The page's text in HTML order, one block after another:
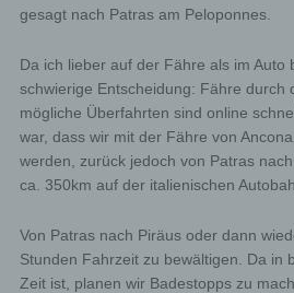
gesagt nach Patras am Peloponnes.
Da ich lieber auf der Fähre als im Auto
schwierige Entscheidung: Fähre durch
mögliche Überfahrten sind online
war, dass wir mit der Fähre von
werden, zurück jedoch von Patras
ca. 350km auf der italienischen
Von Patras nach Piräus oder dann
Stunden Fahrzeit zu bewältigen. Da in
Zeit ist, planen wir Badestopps zu